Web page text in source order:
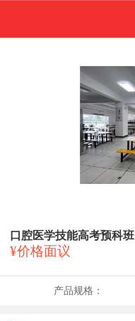
口腔医学技能高考预科班
¥价格面议
产品规格：